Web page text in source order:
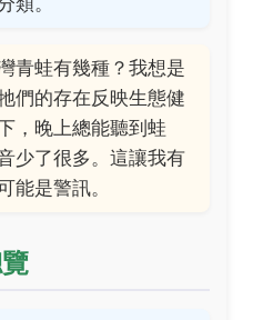
青蛙有幾種？我想是
們的存在反映生態健
，晚上總能聽到蛙
少了很多。這讓我有
能是警訊。